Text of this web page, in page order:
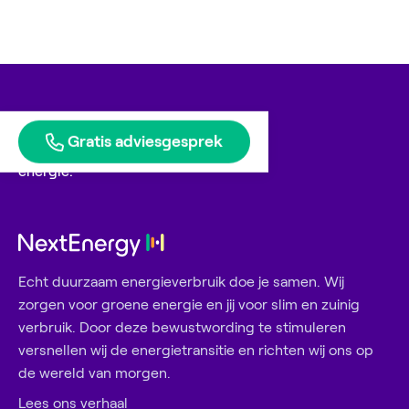
Gratis adviesgesprek
Blije klanten geven ons
energie.
Echt duurzaam energieverbruik doe je samen. Wij
zorgen voor groene energie en jij voor slim en zuinig
verbruik. Door deze bewustwording te stimuleren
versnellen wij de energietransitie en richten wij ons op
de wereld van morgen.
Lees ons verhaal